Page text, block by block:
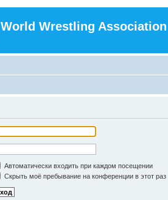
World Wrestling Association
Автоматически входить при каждом посещении
Скрыть моё пребывание на конференции в этот раз